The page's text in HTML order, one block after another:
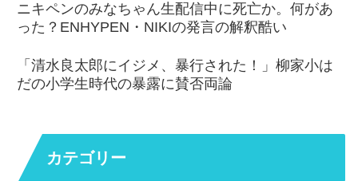
ニキペンのみなちゃん生配信中に死亡か。何があ
った？ENHYPEN・NIKIの発言の解釈酷い
「清水良太郎にイジメ、暴行された！」柳家小は
だの小学生時代の暴露に賛否両論
カテゴリー